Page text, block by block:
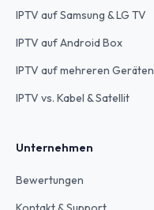
IPTV auf Samsung & LG TV
IPTV auf Android Box
IPTV auf mehreren Geräten
IPTV vs. Kabel & Satellit
Unternehmen
Bewertungen